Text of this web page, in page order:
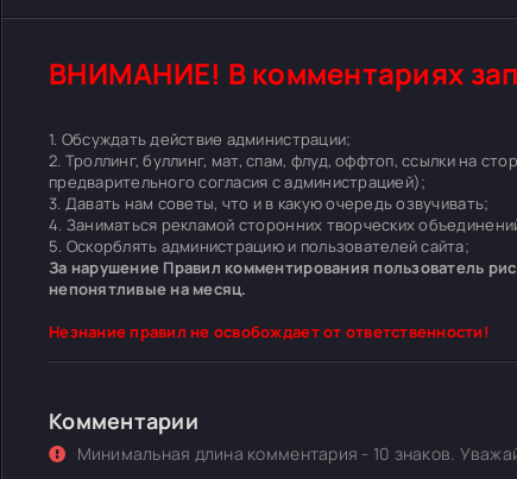
ВНИМАНИЕ! В комментариях
1. Обсуждать действие администрации;
2. Троллинг, буллинг, мат, спам, флуд, оффтоп, ссылки на
предварительного согласия с администрацией);
3. Давать нам советы, что и в какую очередь озвучивать;
4. Заниматься рекламой сторонних творческих
5. Оскорблять администрацию и пользователей сайта;
За нарушение Правил комментирования пользователь
непонятливые на месяц.
Незнание правил не освобождает от ответственности!
Комментарии
Минимальная длина комментария - 10 знаков.